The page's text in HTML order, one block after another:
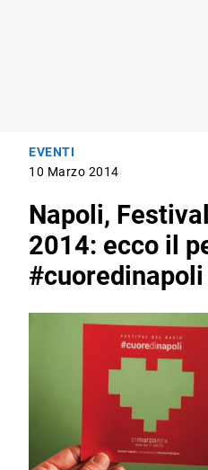
EVENTI
10 Marzo 2014
Napoli,
2014: ecco il
#cuoredinapoli